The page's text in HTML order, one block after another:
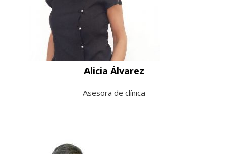
Alicia Álvarez
Asesora de clínica